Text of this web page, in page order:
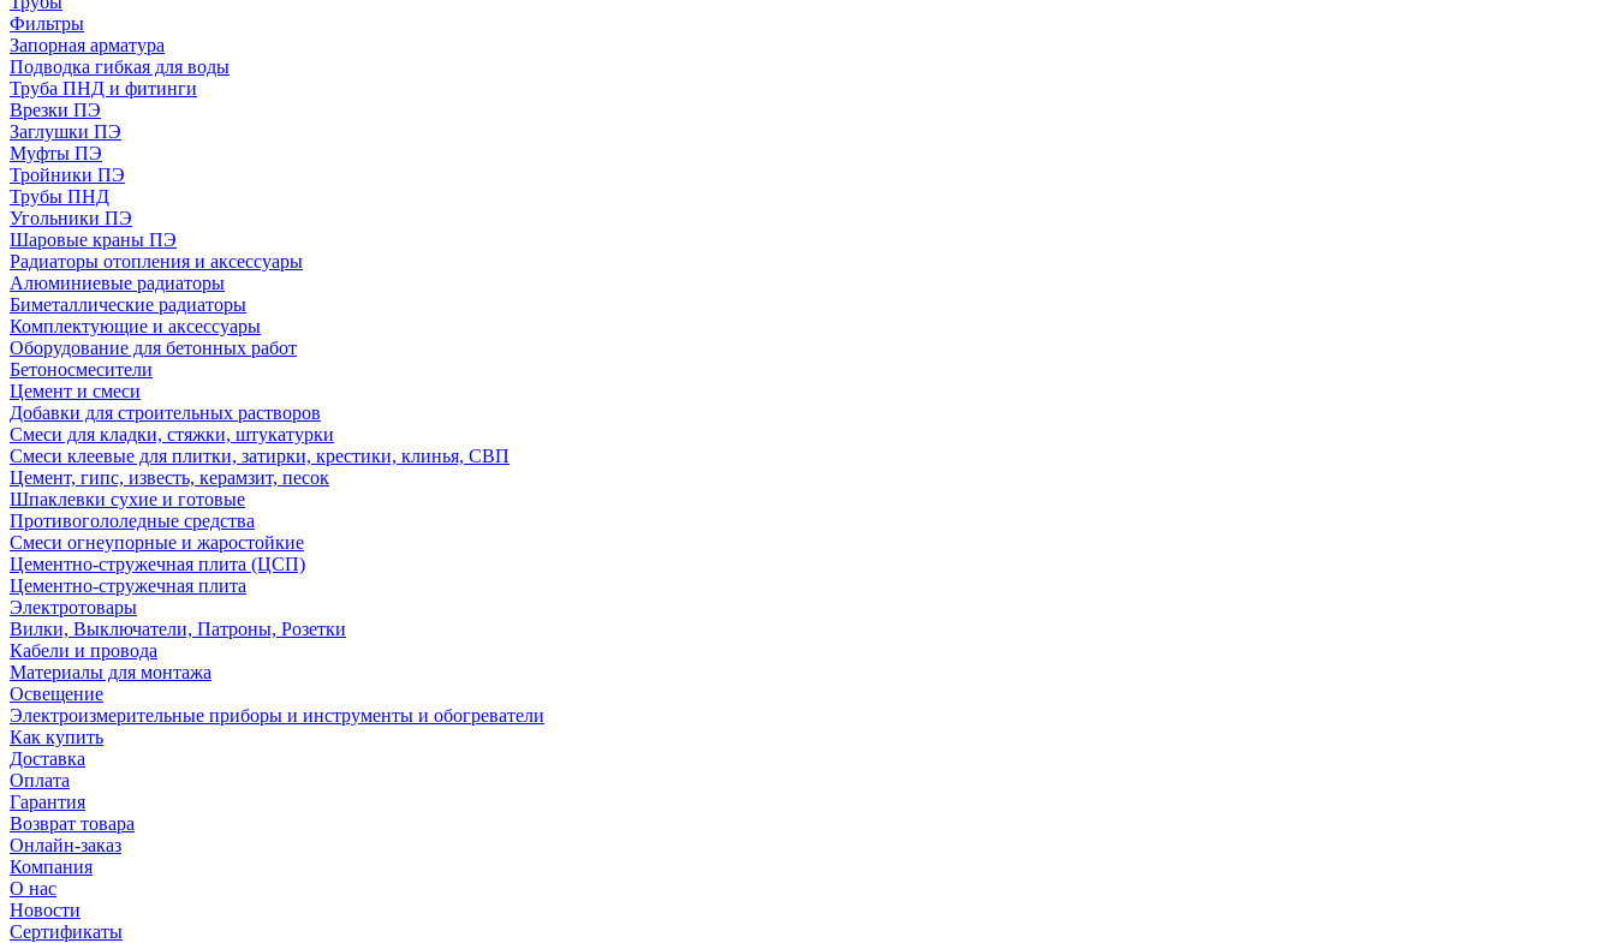
Фильтры
Запорная арматура
Подводка гибкая для воды
Труба ПНД и фитинги
Врезки ПЭ
Заглушки ПЭ
Муфты ПЭ
Тройники ПЭ
Трубы ПНД
Угольники ПЭ
Шаровые краны ПЭ
Радиаторы отопления и аксессуары
Алюминиевые радиаторы
Биметаллические радиаторы
Комплектующие и аксессуары
Оборудование для бетонных работ
Бетоносмесители
Цемент и смеси
Добавки для строительных растворов
Смеси для кладки, стяжки, штукатурки
Смеси клеевые для плитки, затирки, крестики, клинья, СВП
Цемент, гипс, известь, керамзит, песок
Шпаклевки сухие и готовые
Противогололедные средства
Смеси огнеупорные и жаростойкие
Цементно-стружечная плита (ЦСП)
Цементно-стружечная плита
Электротовары
Вилки, Выключатели, Патроны, Розетки
Кабели и провода
Материалы для монтажа
Освещение
Электроизмерительные приборы и инструменты и обогреватели
Как купить
Доставка
Оплата
Гарантия
Возврат товара
Онлайн-заказ
Компания
О нас
Новости
Сертификаты